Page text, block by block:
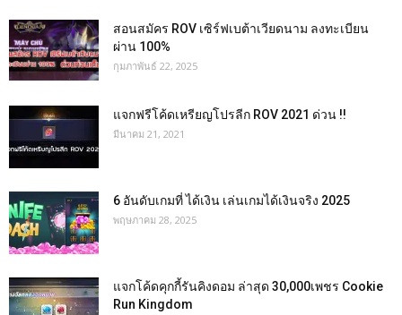
สอนสมัคร ROV เซิร์ฟเบต้าเวียดนาม ลงทะเบียน
ผ่าน 100%
กุมภาพันธ์ 22, 2025
แจกฟรีโค้ดเหรียญโปรลีก ROV 2021 ด่วน !!
มีนาคม 21, 2021
6 อันดับเกมที่ ได้เงิน เล่นเกมได้เงินจริง 2025
พฤษภาคม 28, 2025
แจกโค้ดคุกกี้รันคิงดอม ล่าสุด 30,000เพชร Cookie
Run Kingdom